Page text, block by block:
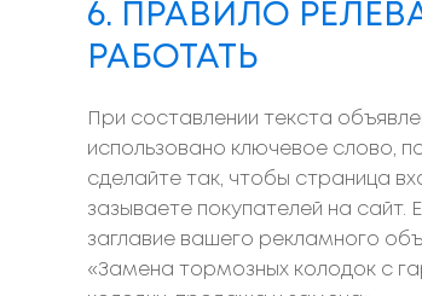
6. ПРАВИЛО
РАБОТАТЬ
При составлении текста
использовано ключевое слово,
сделайте так, чтобы страница
зазываете покупателей на
заглавие вашего рекламного
«Замена тормозных колодок с